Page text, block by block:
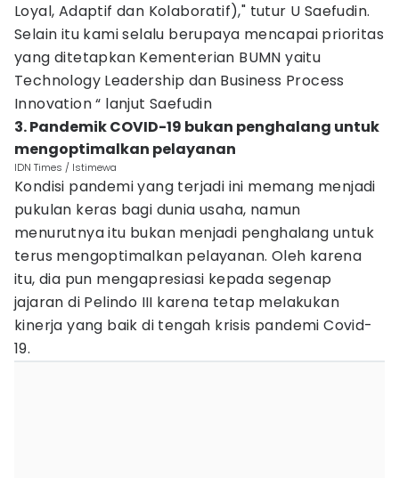
Loyal, Adaptif dan Kolaboratif)," tutur U Saefudin.
Selain itu kami selalu berupaya mencapai prioritas
yang ditetapkan Kementerian BUMN yaitu
Technology Leadership dan Business Process
Innovation “ lanjut Saefudin
3. Pandemik COVID-19 bukan penghalang untuk
mengoptimalkan pelayanan
IDN Times / Istimewa
Kondisi pandemi yang terjadi ini memang menjadi
pukulan keras bagi dunia usaha, namun
menurutnya itu bukan menjadi penghalang untuk
terus mengoptimalkan pelayanan. Oleh karena
itu, dia pun mengapresiasi kepada segenap
jajaran di Pelindo III karena tetap melakukan
kinerja yang baik di tengah krisis pandemi Covid-
19.